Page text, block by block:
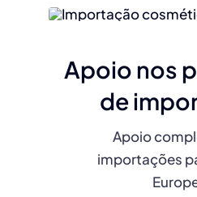
Apoio nos
de
Apoio
importações